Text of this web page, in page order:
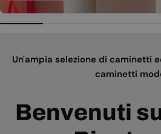
Un'ampia selezione di caminetti
caminetti
Benvenuti